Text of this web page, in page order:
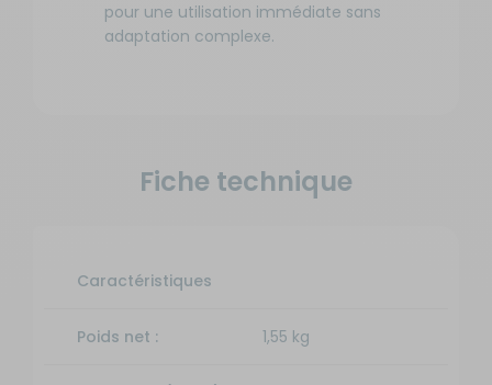
pour une utilisation immédiate sans
adaptation complexe.
Fiche technique
Caractéristiques
Poids net : 1,55 kg